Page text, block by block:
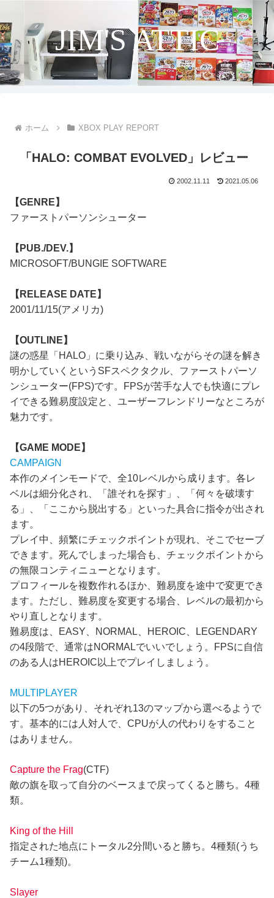
JIM'S ATTIC
ホーム XBOX PLAY REPORT
「HALO: COMBAT EVOLVED」レビュー
2002.11.11 2021.05.06
【GENRE】
ファーストパーソンシューター
【PUB./DEV.】
MICROSOFT/BUNGIE SOFTWARE
【RELEASE DATE】
2001/11/15(アメリカ)
【OUTLINE】
謎の惑星「HALO」に乗り込み、戦いながらその謎を解き
明かしていくというSFスペクタクル、ファーストパーソ
ンシューター(FPS)です。FPSが苦手な人でも快適にプレ
イできる難易度設定と、ユーザーフレンドリーなところが
魅力です。
【GAME MODE】
CAMPAIGN
本作のメインモードで、全10レベルから成ります。各レ
ベルは細分化され、「誰それを探す」、「何々を破壊す
る」、「ここから脱出する」といった具合に指令が出され
ます。
プレイ中、頻繁にチェックポイントが現れ、そこでセーブ
できます。死んでしまった場合も、チェックポイントから
の無限コンティニューとなります。
プロフィールを複数作れるほか、難易度を途中で変更でき
ます。ただし、難易度を変更する場合、レベルの最初から
やり直しとなります。
難易度は、EASY、NORMAL、HEROIC、LEGENDARY
の4段階で、通常はNORMALでいいでしょう。FPSに自信
のある人はHEROIC以上でプレイしましょう。
MULTIPLAYER
以下の5つがあり、それぞれ13のマップから選べるようで
す。基本的には人対人で、CPUが人の代わりをすること
はありません。
Capture the Frag(CTF)
敵の旗を取って自分のベースまで戻ってくると勝ち。4種
類。
King of the Hill
指定された地点にトータル2分間いると勝ち。4種類(うち
チーム1種類)。
Slayer